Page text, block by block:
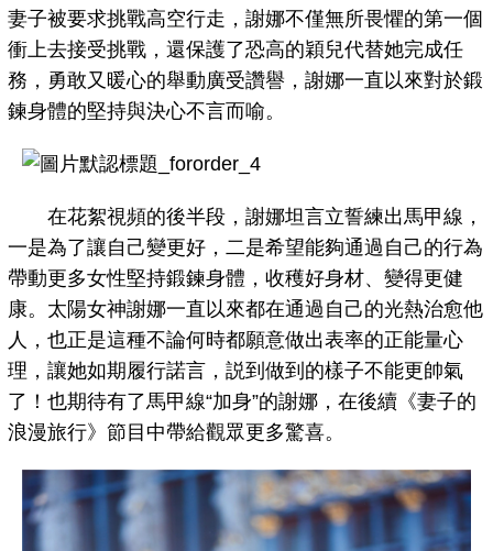
妻子被要求挑戰高空行走，謝娜不僅無所畏懼的第一個
衝上去接受挑戰，還保護了恐高的穎兒代替她完成任
務，勇敢又暖心的舉動廣受讚譽，謝娜一直以來對於鍛
鍊身體的堅持與決心不言而喻。
在花絮視頻的後半段，謝娜坦言立誓練出馬甲線，
一是為了讓自己變更好，二是希望能夠通過自己的行為
帶動更多女性堅持鍛鍊身體，收穫好身材、變得更健
康。太陽女神謝娜一直以來都在通過自己的光熱治愈他
人，也正是這種不論何時都願意做出表率的正能量心
理，讓她如期履行諾言，説到做到的樣子不能更帥氣
了！也期待有了馬甲線“加身”的謝娜，在後續《妻子的
浪漫旅行》節目中帶給觀眾更多驚喜。